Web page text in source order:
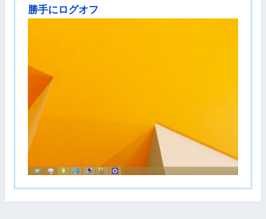
勝手にログオフ